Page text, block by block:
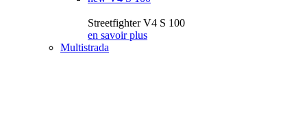
Streetfighter V4 S 100
en savoir plus
Multistrada